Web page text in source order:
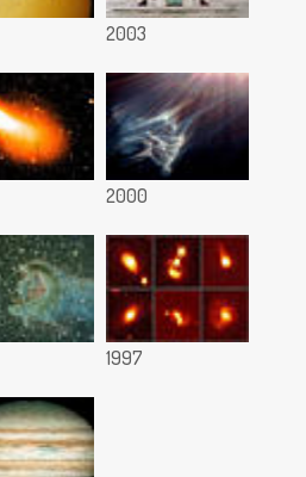
2003
2000
1997